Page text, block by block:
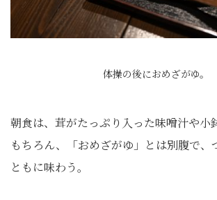
体操の後におめざがゆ。
朝食は、茸がたっぷり入った味噌汁や小
もちろん、「おめざがゆ」とは別腹で、
ともに味わう。